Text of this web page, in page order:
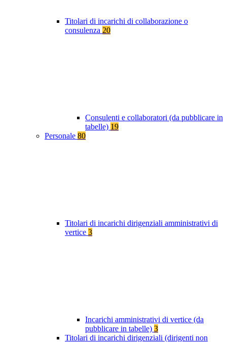
Titolari di incarichi di collaborazione o
consulenza 20
Consulenti e collaboratori (da pubblicare in
tabelle) 19
Personale 80
Titolari di incarichi dirigenziali amministrativi di
vertice 3
Incarichi amministrativi di vertice (da
pubblicare in tabelle) 3
Titolari di incarichi dirigenziali (dirigenti non